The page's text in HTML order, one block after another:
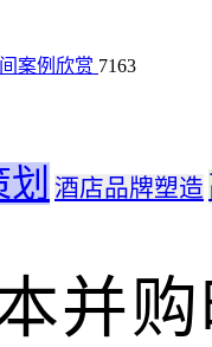
案例欣赏 7163
酒店品牌塑造
并